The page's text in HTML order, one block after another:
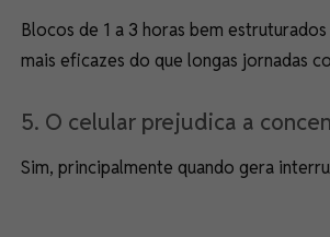
Blocos de 1 a 3 horas bem
mais eficazes do que longas jornadas
5. O celular prejudica a
Sim, principalmente quando gera